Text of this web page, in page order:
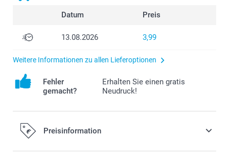
Datum Preis
13.08.2026 3,99
Weitere Informationen zu allen Lieferoptionen
Fehler
gemacht?
Erhalten Sie einen gratis
Neudruck!
Preisinformation